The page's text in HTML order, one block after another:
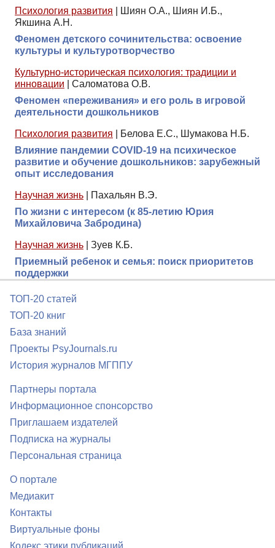
Психология развития
Шиян О.А., Шиян И.Б.,
Якшина А.Н.
Феномен детского сочинительства: освоение
культуры и культуротворчество
Культурно-историческая психология: традиции и
инновации
Саломатова О.В.
Феномен «переживания» и его роль в игровой
деятельности дошкольников
Психология развития
Белова Е.С., Шумакова Н.Б.
Влияние пандемии COVID-19 на психическое
развитие и обучение дошкольников: зарубежный
опыт исследования
Научная жизнь
Пахальян В.Э.
По жизни с интересом (к 85-летию Юрия
Михайловича Забродина)
Научная жизнь
Зуев К.Б.
Приемный ребенок и семья: поиск приоритетов
поддержки
ТОП-20 статей
ТОП-20 книг
База знаний
Проекты PsyJournals.ru
История журналов МГППУ
Партнеры портала
Информационное спонсорство
Приглашаем издателей
Подписка на журналы
Персональная страница
О портале
Медиакит
Контакты
Виртуальные фоны